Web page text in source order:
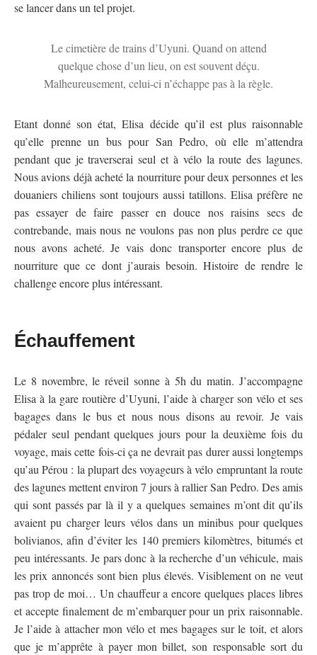
se lancer dans un tel projet.
Le cimetière de trains d’Uyuni. Quand on attend
quelque chose d’un lieu, on est souvent déçu.
Malheureusement, celui-ci n’échappe pas à la règle.
Etant donné son état, Elisa décide qu’il est plus raisonnable
qu’elle prenne un bus pour San Pedro, où elle m’attendra
pendant que je traverserai seul et à vélo la route des lagunes.
Nous avions déjà acheté la nourriture pour deux personnes et les
douaniers chiliens sont toujours aussi tatillons. Elisa préfère ne
pas essayer de faire passer en douce nos raisins secs de
contrebande, mais nous ne voulons pas non plus perdre ce que
nous avons acheté. Je vais donc transporter encore plus de
nourriture que ce dont j’aurais besoin. Histoire de rendre le
challenge encore plus intéressant.
Échauffement
Le 8 novembre, le réveil sonne à 5h du matin. J’accompagne
Elisa à la gare routière d’Uyuni, l’aide à charger son vélo et ses
bagages dans le bus et nous nous disons au revoir. Je vais
pédaler seul pendant quelques jours pour la deuxième fois du
voyage, mais cette fois-ci ça ne devrait pas durer aussi longtemps
qu’au Pérou : la plupart des voyageurs à vélo empruntant la route
des lagunes mettent environ 7 jours à rallier San Pedro. Des amis
qui sont passés par là il y a quelques semaines m’ont dit qu’ils
avaient pu charger leurs vélos dans un minibus pour quelques
bolivianos, afin d’éviter les 140 premiers kilomètres, bitumés et
peu intéressants. Je pars donc à la recherche d’un véhicule, mais
les prix annoncés sont bien plus élevés. Visiblement on ne veut
pas trop de moi… Un chauffeur a encore quelques places libres
et accepte finalement de m’embarquer pour un prix raisonnable.
Je l’aide à attacher mon vélo et mes bagages sur le toit, et alors
que je m’apprête à payer mon billet, son responsable sort du